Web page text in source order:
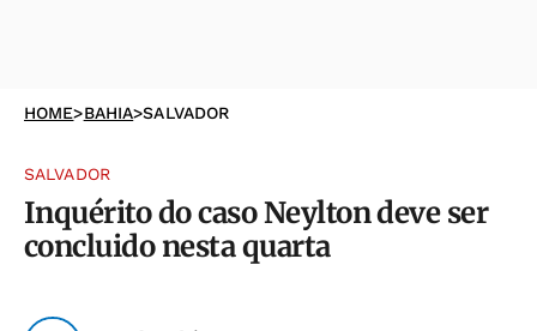
HOME>BAHIA>SALVADOR
SALVADOR
Inquérito do caso Neylton deve ser
concluido nesta quarta